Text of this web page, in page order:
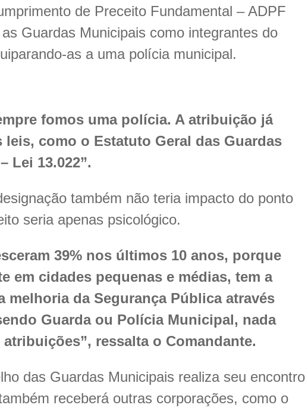
de Preceito Fundamental – ADPF
Guardas Municipais como integrantes do
as a uma polícia municipal.
fomos uma polícia. A atribuição já
como o Estatuto Geral das Guardas
– Lei 13.022”.
também não teria impacto do ponto
seria apenas psicológico.
39% nos últimos 10 anos, porque
em cidades pequenas e médias, tem a
melhoria da Segurança Pública através
Guarda ou Polícia Municipal, nada
ressalta o Comandante.
das Guardas Municipais realiza seu encontro
receberá outras corporações, como o